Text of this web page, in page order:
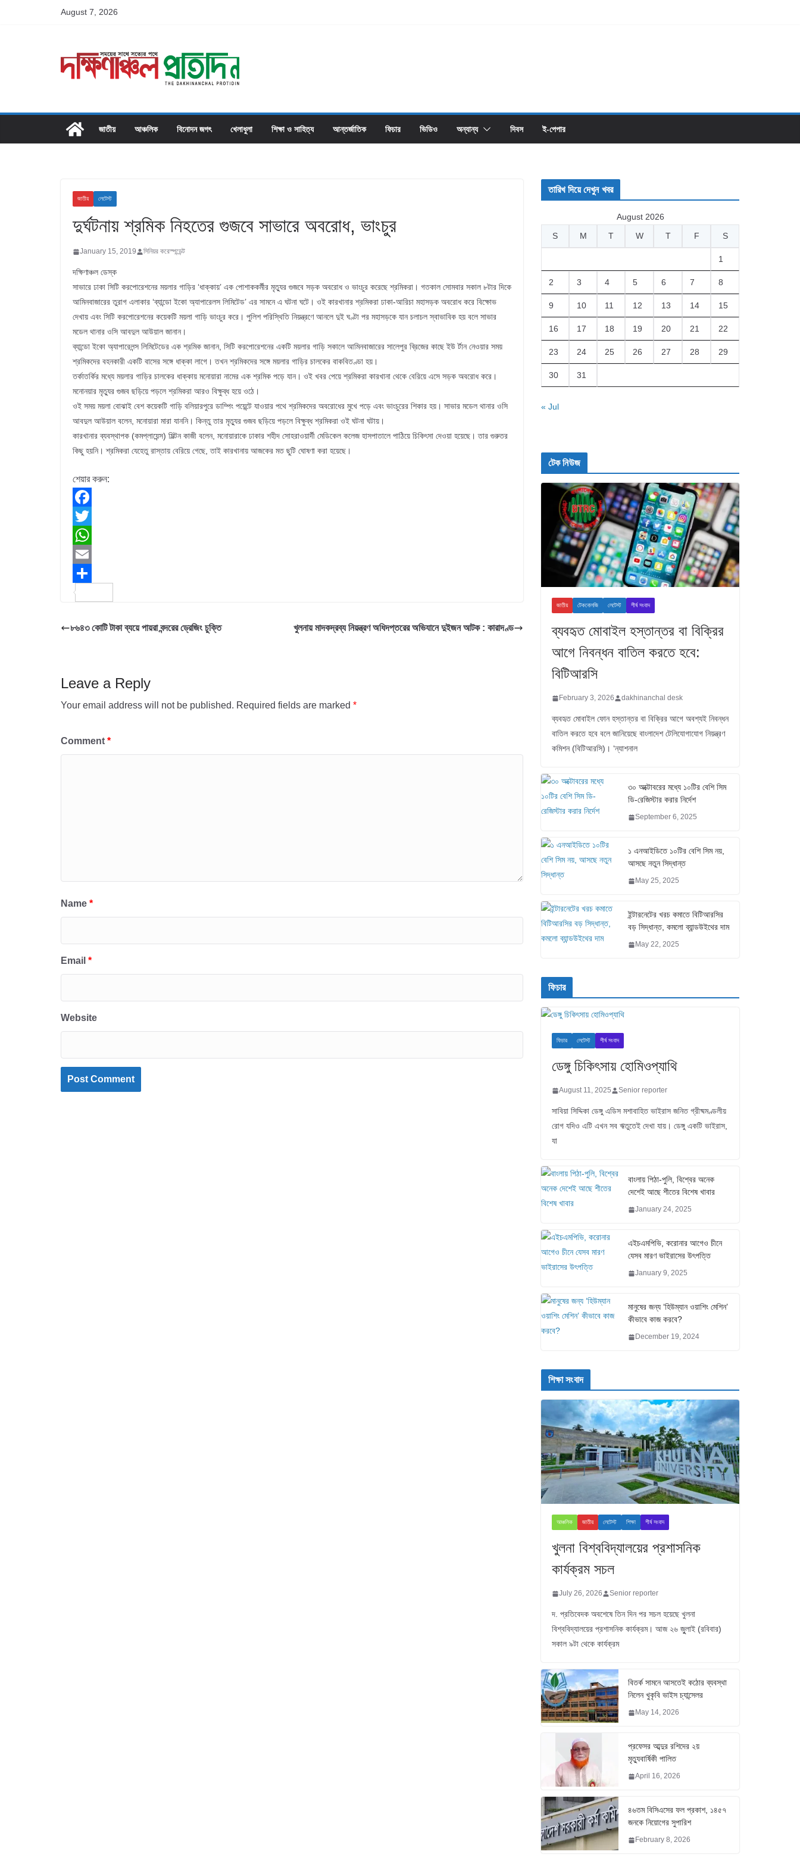
August 7, 2026
জাতীয় আঞ্চলিক বিনোদন জগৎ খেলাধুলা শিক্ষা ও সাহিত্য আন্তর্জাতিক ফিচার ভিডিও অন্যান্য দিবস ই-পেপার
জাতীয় লেটেস্ট
দুর্ঘটনায় শ্রমিক নিহতের গুজবে সাভারে অবরোধ, ভাংচুর
January 15, 2019 সিনিয়র করেস্পন্ডেন্ট
দক্ষিণাঞ্চল ডেস্ক
সাভারে ঢাকা সিটি করপোরেশনের ময়লার গাড়ির ‘ধাক্কায়’ এক পোশাককর্মীর মৃত্যুর গুজবে সড়ক অবরোধ ও ভাংচুর করেছে শ্রমিকরা। গতকাল সোমবার সকাল ৮টার দিকে
আমিনবাজারের তুরাগ এলাকার ‘ব্যান্ডো ইকো অ্যাপারেলস লিমিটেড’ এর সামনে এ ঘটনা ঘটে। ওই কারখানার শ্রমিকরা ঢাকা-আরিচা মহাসড়ক অবরোধ করে বিক্ষোভ
দেখায় এবং সিটি করপোরেশনের কয়েকটি ময়লা গাড়ি ভাংচুর করে। পুলিশ পরিস্থিতি নিয়ন্ত্রণে আনলে দুই ঘণ্টা পর মহাসড়কে যান চলাচল স্বাভাবিক হয় বলে সাভার
মডেল থানার ওসি আবদুল আউয়াল জানান।
ব্যান্ডো ইকো অ্যাপারেলন্স লিমিটেডের এক শ্রমিক জানান, সিটি করপোরেশনের একটি ময়লার গাড়ি সকালে আমিনবাজারের সালেপুর ব্রিজের কাছে ইউ র্টান নেওয়ার সময়
শ্রমিকদের বহনকারী একটি বাসের সঙ্গে ধাক্কা লাগে। তখন শ্রমিকদের সঙ্গে ময়লার গাড়ির চালকের বাকবিতণ্ডা হয়।
তর্কাতর্কির মধ্যে ময়লার গাড়ির চালকের ধাক্কায় মনোয়ারা নামের এক শ্রমিক পড়ে যান। ওই খবর পেয়ে শ্রমিকরা কারখানা থেকে বেরিয়ে এসে সড়ক অবরোধ করে।
মনোনয়ার মৃত্যুর গুজব ছড়িয়ে পড়লে শ্রমিকরা আরও বিক্ষুব্ধ হয়ে ওঠে।
ওই সময় ময়লা বোঝাই বেশ কয়েকটি গাড়ি বলিয়ারপুরে ডাম্পিং পয়েন্টে যাওয়ার পথে শ্রমিকদের অবরোধের মুখে পড়ে এবং ভাংচুরের শিকার হয়। সাভার মডেল থানার ওসি
আবদুল আউয়াল বলেন, মনোয়ারা মারা যাননি। কিন্তু তার মৃত্যুর গুজব ছড়িয়ে পড়লে বিক্ষুব্ধ শ্রমিকরা ওই ঘটনা ঘটায়।
কারখানার ব্যবস্থাপক (কমপ্লায়েন্স) মিল্টন কাজী বলেন, মনোয়ারাকে ঢাকার শহীদ সোহরাওয়ার্দী মেডিকেল কলেজ হাসপাতালে পাঠিয়ে চিকিৎসা দেওয়া হয়েছে। তার গুরুতর
কিছু হয়নি। শ্রমিকরা যেহেতু রাস্তায় বেরিয়ে গেছে, তাই কারখানায় আজকের মত ছুটি ঘোষণা করা হয়েছে।
শেয়ার করুন:
F
a
c
e
b
o
T
w
t
e
W
h
a
s
p
E
m
i
a
৮৬৪৩ কোটি টাকা ব্যয়ে পায়রা বন্দরের ড্রেজিং চুক্তি খুলনায় মাদকদ্রব্য নিয়ন্ত্রণ অধিদপ্তরের অভিযানে দুইজন আটক : কারাদণ্ড
Leave a Reply
Your email address will not be published. Required fields are marked *
Comment *
Name *
Email *
Website
তারিখ দিয়ে দেখুন খবর
August 2026
S
M T W T F S
1
2 3 4 5 6 7 8
9 10 11 12 13 14 15
16 17 18 19 20 21 22
23 24 25 26 27 28 29
30 31
« Jul
টেক নিউজ
জাতীয় টেকনোলজি লেটেস্ট শীর্ষ সংবাদ
ব্যবহৃত মোবাইল হস্তান্তর বা বিক্রির
আগে নিবন্ধন বাতিল করতে হবে:
বিটিআরসি
February 3, 2026 dakhinanchal desk
ব্যবহৃত মোবাইল ফোন হস্তান্তর বা বিক্রির আগে অবশ্যই নিবন্ধন
বাতিল করতে হবে বলে জানিয়েছে বাংলাদেশ টেলিযোগাযোগ নিয়ন্ত্রণ
কমিশন (বিটিআরসি)। ‘ন্যাশনাল
৩০ অক্টোবরের মধ্যে ১০টির বেশি সিম
ডি-রেজিস্টার করার নির্দেশ
September 6, 2025
১ এনআইডিতে ১০টির বেশি সিম নয়,
আসছে নতুন সিদ্ধান্ত
May 25, 2025
ইন্টারনেটের খরচ কমাতে বিটিআরসির
বড় সিদ্ধান্ত, কমলো ব্যান্ডউইথের দাম
May 22, 2025
ফিচার
ফিচার লেটেস্ট শীর্ষ সংবাদ
ডেঙ্গু চিকিৎসায় হোমিওপ্যাথি
August 11, 2025 Senior reporter
সাবিয়া সিদ্দিকা ডেঙ্গু এডিস মশাবাহিত ভাইরাস জনিত গ্রীষ্মমণ্ডলীয়
রোগ যদিও এটি এখন সব ঋতুতেই দেখা যায়। ডেঙ্গু একটি ভাইরাস,
যা
বাংলায় পিঠা-পুলি, বিশ্বের অনেক
দেশেই আছে শীতের বিশেষ খাবার
January 24, 2025
এইচএমপিভি, করোনার আগেও চীনে
যেসব মারণ ভাইরাসের উৎপত্তি
January 9, 2025
মানুষের জন্য ‘হিউম্যান ওয়াশিং মেশিন’
কীভাবে কাজ করবে?
December 19, 2024
শিক্ষা সংবাদ
আঞ্চলিক জাতীয় লেটেস্ট শিক্ষা শীর্ষ সংবাদ
খুলনা বিশ্ববিদ্যালয়ের প্রশাসনিক
কার্যক্রম সচল
July 26, 2026 Senior reporter
দ. প্রতিবেদক অবশেষে তিন দিন পর সচল হয়েছে খুলনা
বিশ্ববিদ্যালয়ের প্রশাসনিক কার্যক্রম। আজ ২৬ জুুলাই (রবিবার)
সকাল ৯টা থেকে কার্যক্রম
বিতর্ক সামনে আসতেই কঠোর ব্যবস্থা
নিলেন খুকৃবি ভাইস চ্যান্সেলর
May 14, 2026
প্রফেসর আব্দুর রশিদের ২য়
মৃত্যুবার্ষিকী পালিত
April 16, 2026
৪৬তম বিসিএসের ফল প্রকাশ, ১৪৫৭
জনকে নিয়োগের সুপারিশ
February 8, 2026